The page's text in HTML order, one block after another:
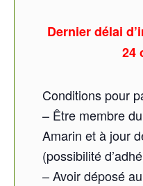
Dernier délai
24
Conditions pour
– Être membre
Amarin et à jour
(possibilité
– Avoir déposé